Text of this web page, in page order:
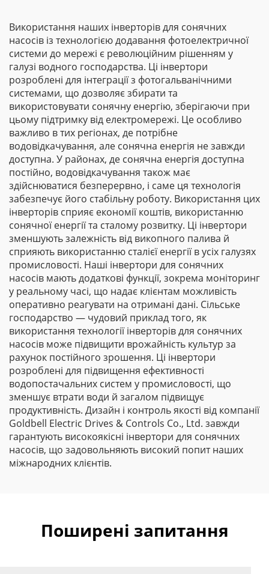
Використання наших інверторів для сонячних
насосів із технологією додавання фотоелектричної
системи до мережі є революційним рішенням у
галузі водного господарства. Ці інвертори
розроблені для інтеграції з фотогальванічними
системами, що дозволяє збирати та
використовувати сонячну енергію, зберігаючи при
цьому підтримку від електромережі. Це особливо
важливо в тих регіонах, де потрібне
водовідкачування, але сонячна енергія не завжди
доступна. У районах, де сонячна енергія доступна
постійно, водовідкачування також має
здійснюватися безперервно, і саме ця технологія
забезпечує його стабільну роботу. Використання цих
інверторів сприяє економії коштів, використанню
сонячної енергії та сталому розвитку. Ці інвертори
зменшують залежність від викопного палива й
сприяють використанню сталієї енергії в усіх галузях
промисловості. Наші інвертори для сонячних
насосів мають додаткові функції, зокрема моніторинг
у реальному часі, що надає клієнтам можливість
оперативно реагувати на отримані дані. Сільське
господарство — чудовий приклад того, як
використання технології інверторів для сонячних
насосів може підвищити врожайність культур за
рахунок постійного зрошення. Ці інвертори
розроблені для підвищення ефективності
водопостачальних систем у промисловості, що
зменшує втрати води й загалом підвищує
продуктивність. Дизайн і контроль якості від компанії
Goldbell Electric Drives & Controls Co., Ltd. завжди
гарантують високоякісні інвертори для сонячних
насосів, що задовольняють високий попит наших
міжнародних клієнтів.
Поширені запитання